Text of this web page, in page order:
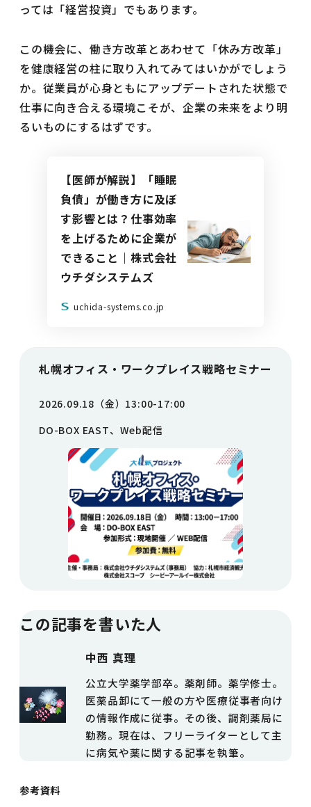
っては「経営投資」でもあります。
この機会に、働き方改革とあわせて「休み方改革」
を健康経営の柱に取り入れてみてはいかがでしょう
か。従業員が心身ともにアップデートされた状態で
仕事に向き合える環境こそが、企業の未来をより明
るいものにするはずです。
【医師が解説】「睡眠
負債」が働き方に及ぼ
す影響とは？仕事効率
を上げるために企業が
できること｜株式会社
ウチダシステムズ
uchida-systems.co.jp
札幌オフィス・ワークプレイス戦略セミナー
2026.09.18（金）13:00-17:00
DO-BOX EAST、Web配信
この記事を書いた人
中西 真理
公立大学薬学部卒。薬剤師。薬学修士。
医薬品卸にて一般の方や医療従事者向け
の情報作成に従事。その後、調剤薬局に
勤務。現在は、フリーライターとして主
に病気や薬に関する記事を執筆。
参考資料